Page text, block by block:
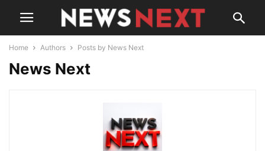
Home Authors Posts by News Next
News Next